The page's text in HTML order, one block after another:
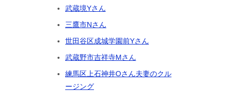
武蔵境Yさん
三鷹市Nさん
世田谷区成城学園前Yさん
武蔵野市吉祥寺Mさん
練馬区上石神井Oさん夫妻のクル
ージング